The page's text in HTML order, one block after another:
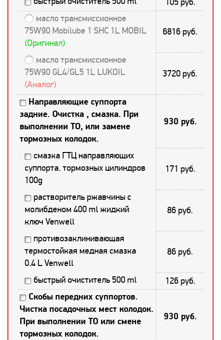
масло трансмиссионное
75W90 Mobilube 1 SHC 1L MOBIL
(Оригинал)
6816 руб.
масло трансмиссионное
75W90 GL4/GL5 1L LUKOIL
(Аналог)
3720 руб.
Направляющие суппорта
задние. Очистка , смазка. При
выполнении ТО, или замене
тормозных колодок.
930 руб.
смазка ГТЦ направляющих
суппорта. тормозных цилиндров
100g
171 руб.
растворитель ржавчины с
молибденом 400 ml жидкий
ключ Venwell
86 руб.
противозаклинивающая
термостойкая медная смазка
0.4 L Venwell
86 руб.
быстрый очиститель 500 ml 126 руб.
Скобы передних суппортов.
Чистка посадочных мест колодок.
При выполнении ТО или смене
тормозных колодок.
930 руб.